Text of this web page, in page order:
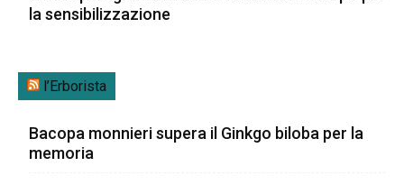
la sensibilizzazione
l’Erborista
Bacopa monnieri supera il Ginkgo biloba per la
memoria